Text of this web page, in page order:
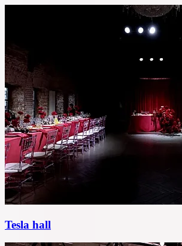
Tesla hall